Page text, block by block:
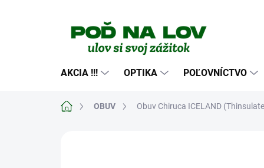
AKCIA !!! OPTIKA POĽOVNÍCTVO
DomovOBUV Obuv Chiruca ICELAND